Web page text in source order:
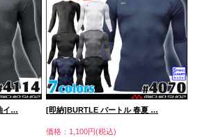
イ… [即納]BURTLE バートル 春夏 …
価格：1,100円(税込)